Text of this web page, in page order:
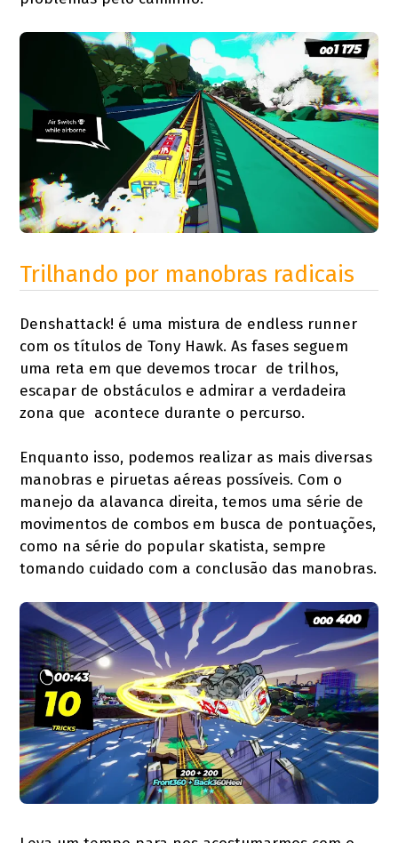
Trilhando por manobras radicais
Denshattack! é uma mistura de endless runner
com os títulos de Tony Hawk. As fases seguem
uma reta em que devemos trocar de trilhos,
escapar de obstáculos e admirar a verdadeira
zona que acontece durante o percurso.
Enquanto isso, podemos realizar as mais diversas
manobras e piruetas aéreas possíveis. Com o
manejo da alavanca direita, temos uma série de
movimentos de combos em busca de pontuações,
como na série do popular skatista, sempre
tomando cuidado com a conclusão das manobras.